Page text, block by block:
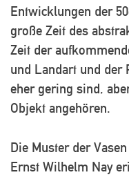
Entwicklungen der
große Zeit des
Zeit der
und Landart und der
eher gering sind,
Objekt angehören.
Die Muster der
Ernst Wilhelm Nay